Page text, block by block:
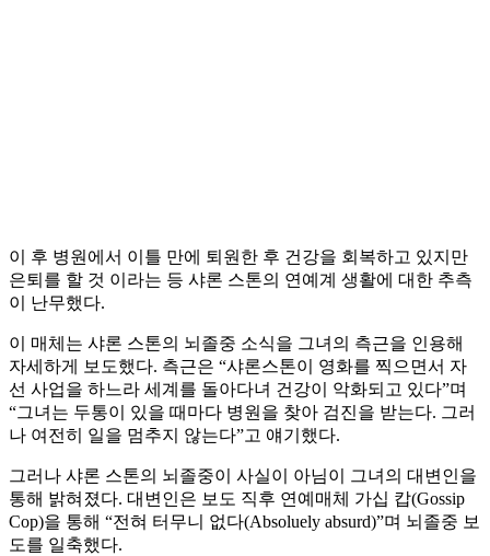
이 후 병원에서 이틀 만에 퇴원한 후 건강을 회복하고 있지만
은퇴를 할 것 이라는 등 샤론 스톤의 연예계 생활에 대한 추측
이 난무했다.
이 매체는 샤론 스톤의 뇌졸중 소식을 그녀의 측근을 인용해
자세하게 보도했다. 측근은 “샤론스톤이 영화를 찍으면서 자
선 사업을 하느라 세계를 돌아다녀 건강이 악화되고 있다”며
“그녀는 두통이 있을 때마다 병원을 찾아 검진을 받는다. 그러
나 여전히 일을 멈추지 않는다”고 얘기했다.
그러나 샤론 스톤의 뇌졸중이 사실이 아님이 그녀의 대변인을
통해 밝혀졌다. 대변인은 보도 직후 연예매체 가십 캅(Gossip
Cop)을 통해 “전혀 터무니 없다(Absoluely absurd)”며 뇌졸중 보
도를 일축했다.